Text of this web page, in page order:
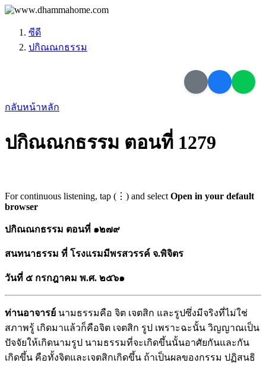
ซีดี
ปกิณณกธรรม
กลับหน้าหลัก
ปกิณณกธรรม ตอนที่ 1279
For continuous listening, tap (⋮) and select Open in your default
browser
ปกิณณกธรรม ตอนที่ ๑๒๗๙
สนทนาธรรม ที่ โรงแรมมีพรสวรรค์ จ.พิจิตร
วันที่ ๕ กรกฎาคม พ.ศ. ๒๕๖๑
ท่านอาจารย์ นามธรรมคือ จิต เจตสิก และรูปซึ่งมีจริงที่ไม่ใช่
สภาพรู้ เกิดมาแล้วก็คือจิต เจตสิก รูป เพราะฉะนั้น วิญญาณเป็น
ปัจจัยให้เกิดนามรูป นามธรรมที่จะเกิดขึ้นนั้นอาศัยกันและกัน
เกิดขึ้น คือทั้งจิตและเจตสิกเกิดขึ้น ถ้าเป็นผลของกรรม ปฏิสนธิ